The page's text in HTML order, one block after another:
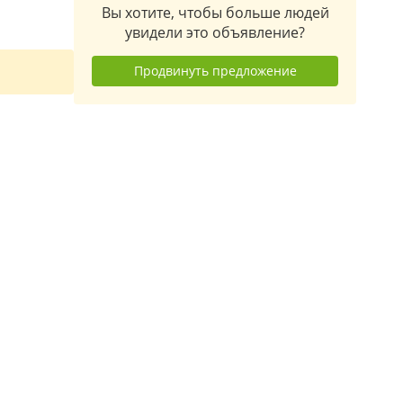
Вы хотите, чтобы больше людей
увидели это объявление?
Продвинуть предложение